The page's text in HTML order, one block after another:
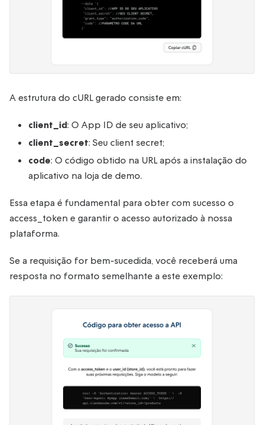
A estrutura do cURL gerado consiste em:
client_id: O App ID de seu aplicativo;
client_secret: Seu client secret;
code: O código obtido na URL após a instalação do
aplicativo na loja de demo.
Essa etapa é fundamental para obter com sucesso o
access_token e garantir o acesso autorizado à nossa
plataforma.
Se a requisição for bem-sucedida, você receberá uma
resposta no formato semelhante a este exemplo: